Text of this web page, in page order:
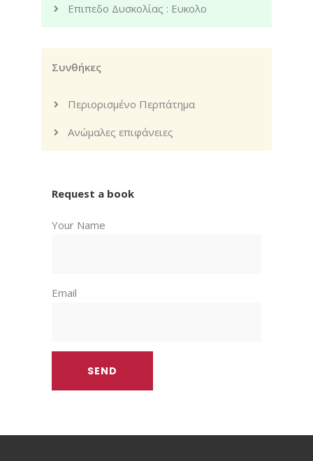
Επιπεδο Δυσκολίας : Ευκολο
Συνθήκες
Περιορισμένο Περπάτημα
Ανώμαλες επιφάνειες
Request a book
Your Name
Email